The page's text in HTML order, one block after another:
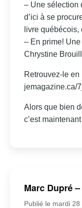
– Une sélection
d’ici à se
livre
– En prime!
Chrystine
Retrouvez-le
jemagazine.ca/
Alors que bien
c’est
Marc Dupré
Publié le mardi